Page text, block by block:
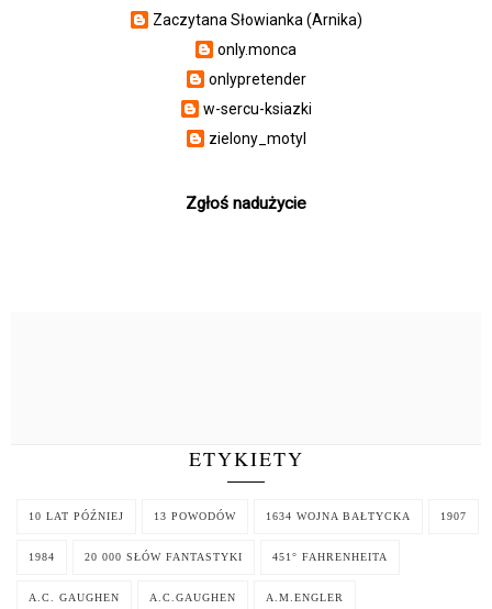
Zaczytana Słowianka (Arnika)
only.monca
onlypretender
w-sercu-ksiazki
zielony_motyl
Zgłoś nadużycie
ETYKIETY
10 LAT PÓŹNIEJ 13 POWODÓW 1634 WOJNA BAŁTYCKA 1907
1984 20 000 SŁÓW FANTASTYKI 451° FAHRENHEITA
A.C. GAUGHEN A.C.GAUGHEN A.M.ENGLER